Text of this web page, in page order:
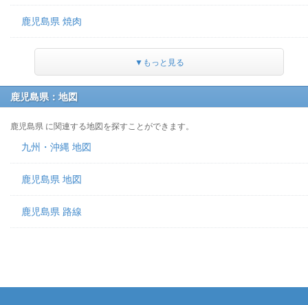
鹿児島県 焼肉
▼もっと見る
鹿児島県：地図
鹿児島県 に関連する地図を探すことができます。
九州・沖縄 地図
鹿児島県 地図
鹿児島県 路線